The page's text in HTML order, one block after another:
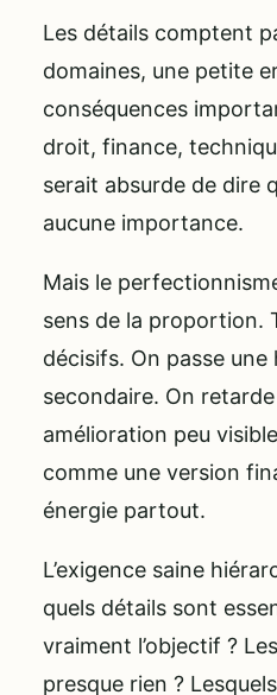
Les détails comptent
domaines, une petite
conséquences
droit, finance,
serait absurde de dire
aucune importance.
Mais le
sens de la proportion.
décisifs. On passe
secondaire. On
amélioration peu
comme une version
énergie partout.
L’exigence saine
quels détails sont
vraiment l’objectif ?
presque rien ?